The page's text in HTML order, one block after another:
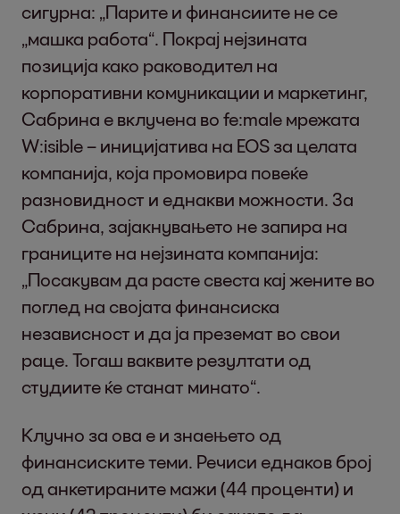
сигурна: „Парите и финансиите не се
„машка работа“. Покрај нејзината
позиција како раководител на
корпоративни комуникации и маркетинг,
Сабрина е вклучена во fe:male мрежата
W:isible – иницијатива на EOS за целата
компанија, која промовира повеќе
разновидност и еднакви можности. За
Сабрина, зајакнувањето не запира на
границите на нејзината компанија:
„Посакувам да расте свеста кај жените во
поглед на својата финансиска
независност и да ја преземат во свои
раце. Тогаш ваквите резултати од
студиите ќе станат минато“.
Клучно за ова е и знаењето од
финансиските теми. Речиси еднаков број
од анкетираните мажи (44 проценти) и